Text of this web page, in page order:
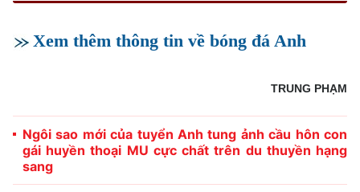
Xem thêm thông tin về bóng đá Anh
TRUNG PHẠM
Ngôi sao mới của tuyển Anh tung ảnh cầu hôn con
gái huyền thoại MU cực chất trên du thuyền hạng
sang